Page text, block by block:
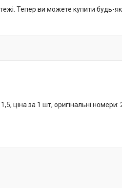
Тепер ви можете купити будь-
ціна за 1 шт, оригінальні